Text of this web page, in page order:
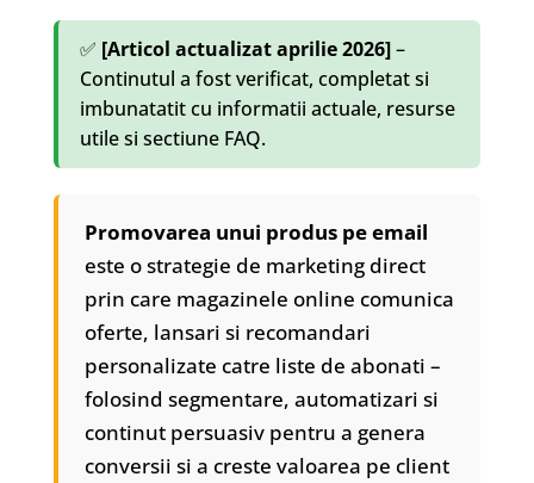
✅ [Articol actualizat aprilie 2026]–
Continutul a fost verificat, completat si
imbunatatit cu informatii actuale, resurse
utile si sectiune FAQ.
Promovarea unui produs pe email
este o strategie de marketing direct
prin care magazinele online comunica
oferte, lansari si recomandari
personalizate catre liste de abonati –
folosind segmentare, automatizari si
continut persuasiv pentru a genera
conversii si a creste valoarea pe client